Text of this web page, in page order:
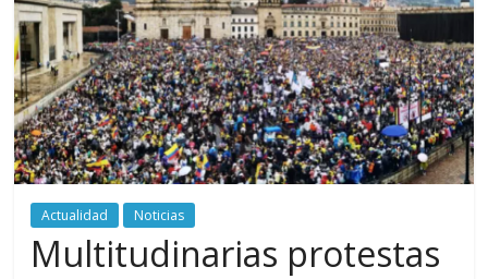
periodismo
digital
del
Politécnico
Grancolombiano
Actualidad Noticias
Multitudinarias protestas